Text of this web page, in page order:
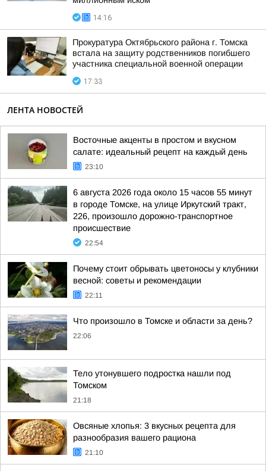
14:16
Прокуратура Октябрьского района г. Томска
встала на защиту родственников погибшего
участника специальной военной операции
17:33
ЛЕНТА НОВОСТЕЙ
Восточные акценты в простом и вкусном
салате: идеальный рецепт на каждый день
23:10
6 августа 2026 года около 15 часов 55 минут
в городе Томске, на улице Иркутский тракт,
226, произошло дорожно-транспортное
происшествие
22:54
Почему стоит обрывать цветоносы у клубники
весной: советы и рекомендации
22:11
Что произошло в Томске и области за день?
22:06
Тело утонувшего подростка нашли под
Томском
21:18
Овсяные хлопья: 3 вкусных рецепта для
разнообразия вашего рациона
21:10